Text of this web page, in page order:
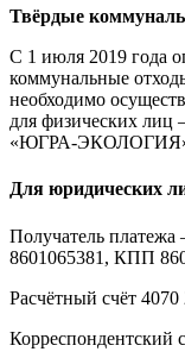
Твёрдые
С 1 июля 2019 года
коммунальные
необходимо
для физических
«ЮГРА-ЭКОЛОГИЯ»
Для юридических
Получатель
8601065381, КПП
Расчётный счёт
Корреспондентский